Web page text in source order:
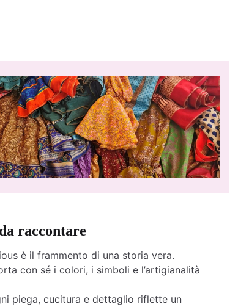
raccontare
è il frammento di una storia vera.
con sé i colori, i simboli e l’artigianalità
piega, cucitura e dettaglio riflette un